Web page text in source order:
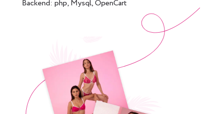
Backend: php, Mysql, OpenCart